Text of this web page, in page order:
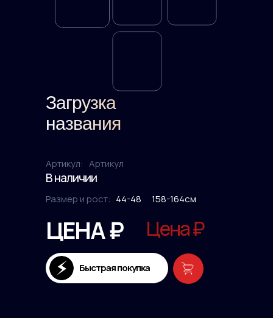
ЦЕНА ₽
Загрузка
названия
В наличии
Артикул
Артикул:
Размер и рост: 44-48 158-164см
Быстрая покупка
Цена ₽